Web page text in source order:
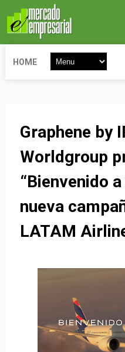
HOME
Graphene by
Worldgroup
“Bienvenido
nueva
LATAM